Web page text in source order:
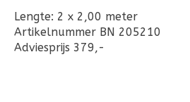
Lengte: 2 x 2,00 meter
Artikelnummer BN 205210
Adviesprijs 379,-